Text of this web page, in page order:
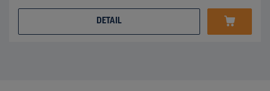
DETAIL